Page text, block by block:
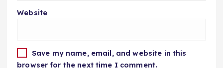
Website
Save my name, email, and website in this
browser for the next time I comment.